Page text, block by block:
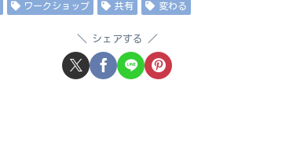
ワークショップ 共有 変わる
シェアする